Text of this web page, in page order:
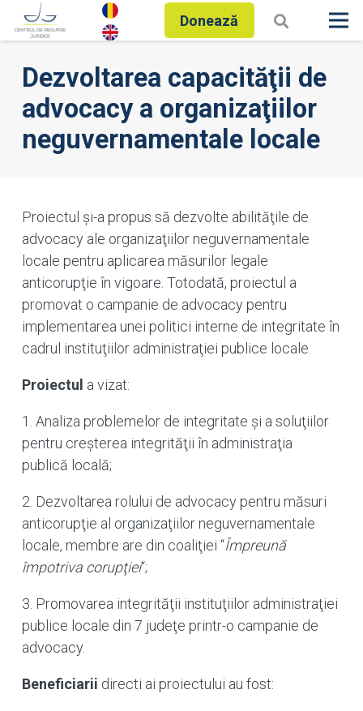
Donează
Dezvoltarea capacităţii de
advocacy a organizaţiilor
neguvernamentale locale
​Proiectul şi-a propus să dezvolte abilităţile de
advocacy ale organizaţiilor neguvernamentale
locale pentru aplicarea măsurilor legale
anticorupţie în vigoare. Totodată, proiectul a
promovat o campanie de advocacy pentru
implementarea unei politici interne de integritate în
cadrul instituţiilor administraţiei publice locale.
Proiectul a vizat:
1. Analiza problemelor de integritate şi a soluţiilor
pentru creşterea integrităţii în administraţia
publică locală;
2. Dezvoltarea rolului de advocacy pentru măsuri
anticorupţie al organizaţiilor neguvernamentale
locale, membre are din coaliţiei “Împreună
împotriva corupţiei“;
3. Promovarea integrităţii instituţiilor administraţiei
publice locale din 7 judeţe printr-o campanie de
advocacy.
Beneficiarii directi ai proiectului au fost: